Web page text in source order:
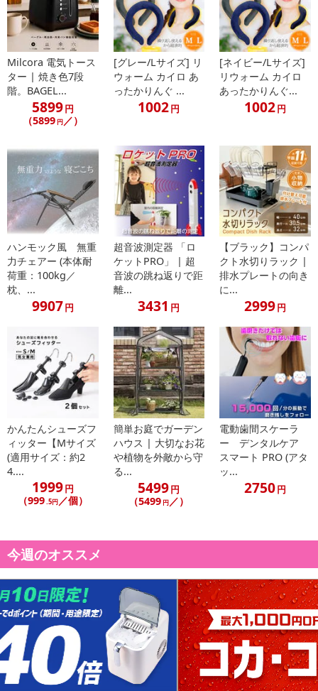
Milcora 電気トース
ター | 焼き色7段
階。BAGEL...
5899円
（5899 円／）
[グレー/Lサイズ] リ
ウォーム カイロ あ
ったかりんぐ ...
1002円
[ネイビー/Lサイズ]
リウォーム カイロ
あったかりんぐ...
1002円
ハンモック風 無重
力チェアー (本体耐
荷重：100kg／
枕、...
9907円
超音波測定器 「ロ
ケットPRO」 | 超
音波の跳ね返りで距
離...
3431 円
【ブラック】コンパ
クト水切りラック |
排水プレートの向き
に...
2999円
かんたんシューズフ
ィッター【Mサイズ
(適用サイズ：約2
4....
1999円
（999.5円／個）
簡単お庭でガーデン
ハウス | 大切なお花
や植物を外敵から守
る...
5499円
（5499 円／）
電動歯間スケーラ
ー デンタルケア
スマート PRO (アタ
ッ...
2750円
今週のオススメ